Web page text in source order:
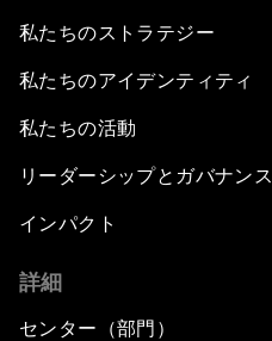
私たちのストラテジー
私たちのアイデンティティ
私たちの活動
リーダーシップとガバナンス
インパクト
詳細
センター（部門）